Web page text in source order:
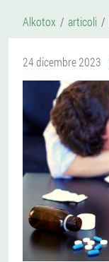
Alkotox articoli
24 dicembre 2023